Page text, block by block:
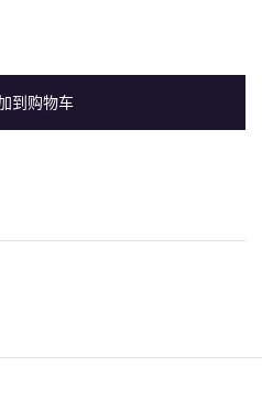
到购物车